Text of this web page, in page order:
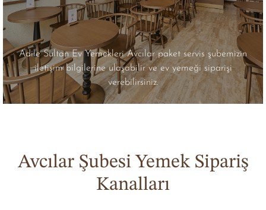
Adile Sultan Ev Yemekleri Avcılar paket servis şubemizin
iletişim bilgilerine ulaşabilir ve ev yemeği siparişi
verebilirsiniz.
Avcılar Şubesi Yemek Sipariş
Kanalları